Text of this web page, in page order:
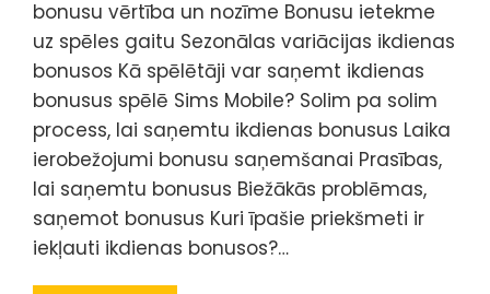
bonusu vērtība un nozīme Bonusu ietekme
uz spēles gaitu Sezonālas variācijas ikdienas
bonusos Kā spēlētāji var saņemt ikdienas
bonusus spēlē Sims Mobile? Solim pa solim
process, lai saņemtu ikdienas bonusus Laika
ierobežojumi bonusu saņemšanai Prasības,
lai saņemtu bonusus Biežākās problēmas,
saņemot bonusus Kuri īpašie priekšmeti ir
iekļauti ikdienas bonusos?…